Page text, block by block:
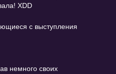
XDD
с выступления
немного своих